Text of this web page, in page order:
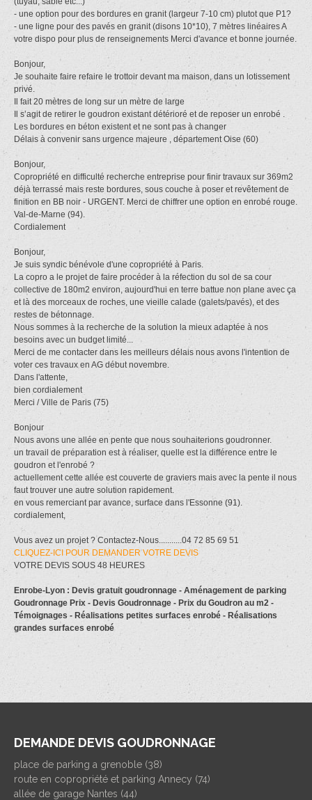
- une option pour des bordures en granit (largeur 7-10 cm) plutot que P1?
- une ligne pour des pavés en granit (disons 10*10), 7 mètres linéaires A
votre dispo pour plus de renseignements Merci d'avance et bonne journée.
Bonjour,
Je souhaite faire refaire le trottoir devant ma maison, dans un lotissement
privé.
Il fait 20 mètres de long sur un mètre de large
Il s’agit de retirer le goudron existant détérioré et de reposer un enrobé .
Les bordures en béton existent et ne sont pas à changer
Délais à convenir sans urgence majeure , département Oise (60)
Bonjour,
Copropriété en difficulté recherche entreprise pour finir travaux sur 369m2
déjà terrassé mais reste bordures, sous couche à poser et revêtement de
finition en BB noir - URGENT. Merci de chiffrer une option en enrobé rouge.
Val-de-Marne (94).
Cordialement
Bonjour,
Je suis syndic bénévole d'une copropriété à Paris.
La copro a le projet de faire procéder à la réfection du sol de sa cour
collective de 180m2 environ, aujourd'hui en terre battue non plane avec ça
et là des morceaux de roches, une vieille calade (galets/pavés), et des
restes de bétonnage.
Nous sommes à la recherche de la solution la mieux adaptée à nos
besoins avec un budget limité...
Merci de me contacter dans les meilleurs délais nous avons l'intention de
voter ces travaux en AG début novembre.
Dans l'attente,
bien cordialement
Merci / Ville de Paris (75)
Bonjour
Nous avons une allée en pente que nous souhaiterions goudronner.
un travail de préparation est à réaliser, quelle est la différence entre le
goudron et l'enrobé ?
actuellement cette allée est couverte de graviers mais avec la pente il nous
faut trouver une autre solution rapidement.
en vous remerciant par avance, surface dans l'Essonne (91).
cordialement,
Vous avez un projet ? Contactez-Nous...........04 72 85 69 51
CLIQUEZ-ICI POUR DEMANDER VOTRE DEVIS
VOTRE DEVIS SOUS 48 HEURES
Enrobe-Lyon : Devis gratuit goudronnage - Aménagement de parking
Goudronnage Prix - Devis Goudronnage - Prix du Goudron au m2 -
Témoignages - Réalisations petites surfaces enrobé - Réalisations
grandes surfaces enrobé
DEMANDE DEVIS GOUDRONNAGE
place de parking a grenoble (38)
route en copropriété et parking Annecy (74)
allée de garage Nantes (44)